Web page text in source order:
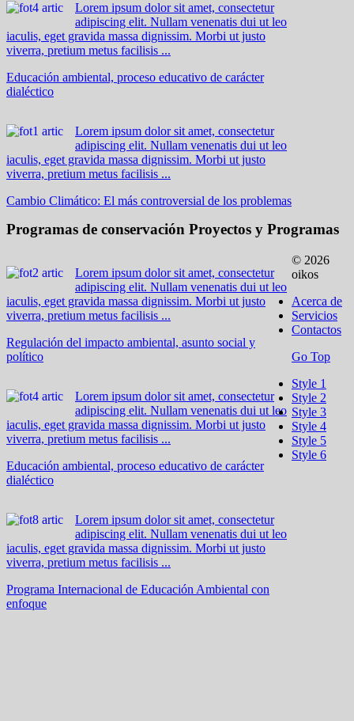
Lorem ipsum dolor sit amet, consectetur
adipiscing elit. Nullam venenatis dui ut leo
iaculis, eget gravida massa dignissim. Morbi ut justo
viverra, pretium metus facilisis ...
Educación ambiental, proceso educativo de carácter
dialéctico
Lorem ipsum dolor sit amet, consectetur
adipiscing elit. Nullam venenatis dui ut leo
iaculis, eget gravida massa dignissim. Morbi ut justo
viverra, pretium metus facilisis ...
Cambio Climático: El más controversial de los problemas
Programas de conservación Proyectos y Programas
Lorem ipsum dolor sit amet, consectetur
adipiscing elit. Nullam venenatis dui ut leo
iaculis, eget gravida massa dignissim. Morbi ut justo
viverra, pretium metus facilisis ...
Regulación del impacto ambiental, asunto social y
político
Lorem ipsum dolor sit amet, consectetur
adipiscing elit. Nullam venenatis dui ut leo
iaculis, eget gravida massa dignissim. Morbi ut justo
viverra, pretium metus facilisis ...
Educación ambiental, proceso educativo de carácter
dialéctico
Lorem ipsum dolor sit amet, consectetur
adipiscing elit. Nullam venenatis dui ut leo
iaculis, eget gravida massa dignissim. Morbi ut justo
viverra, pretium metus facilisis ...
Programa Internacional de Educación Ambiental con
enfoque
© 2026
oikos
Acerca de
Servicios
Contactos
Go Top
Style 1
Style 2
Style 3
Style 4
Style 5
Style 6